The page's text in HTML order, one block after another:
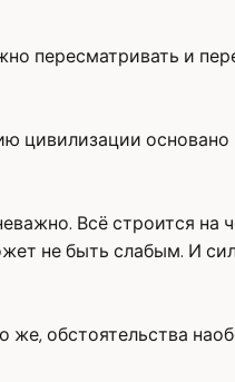
пересматривать и
цивилизации
Всё строится
не быть слабым. И
обстоятельства